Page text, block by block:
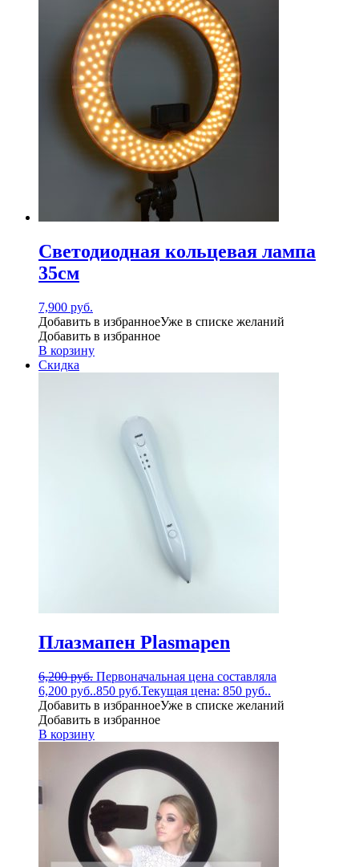
Светодиодная кольцевая лампа
35см
7,900 руб.
Добавить в избранноеУже в списке желаний
Добавить в избранное
В корзину
Скидка
Плазмапен Plasmapen
6,200руб. Первоначальная цена составляла
6,200 руб..850 руб.Текущая цена: 850 руб..
Добавить в избранноеУже в списке желаний
Добавить в избранное
В корзину